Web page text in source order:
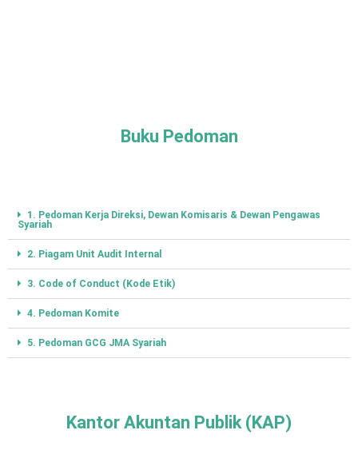
Buku Pedoman
1. Pedoman Kerja Direksi, Dewan Komisaris & Dewan Pengawas
Syariah
2. Piagam Unit Audit Internal
3. Code of Conduct (Kode Etik)
4. Pedoman Komite
5. Pedoman GCG JMA Syariah
Kantor Akuntan Publik (KAP)